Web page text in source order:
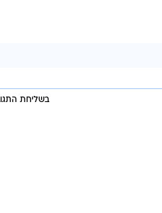
את שיתוף הפעולה עם
ביטוי מוחלט ובעיקר לחופש
שיח לא ראוי, אי